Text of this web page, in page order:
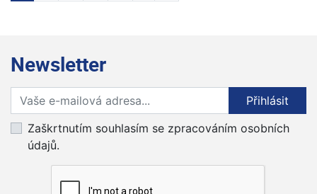
Newsletter
Přihlaste se k odběru novinek
Přihlásit
Zaškrtnutím souhlasím se zpracováním osobních
údajů.